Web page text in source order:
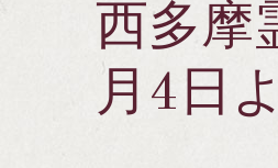
西多摩
月4日